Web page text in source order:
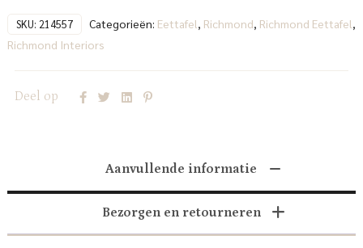
SKU: 214557 Categorieën: Eettafel Richmond Richmond Eettafel
Richmond Interiors
Deel op
Aanvullende informatie
Bezorgen en retourneren